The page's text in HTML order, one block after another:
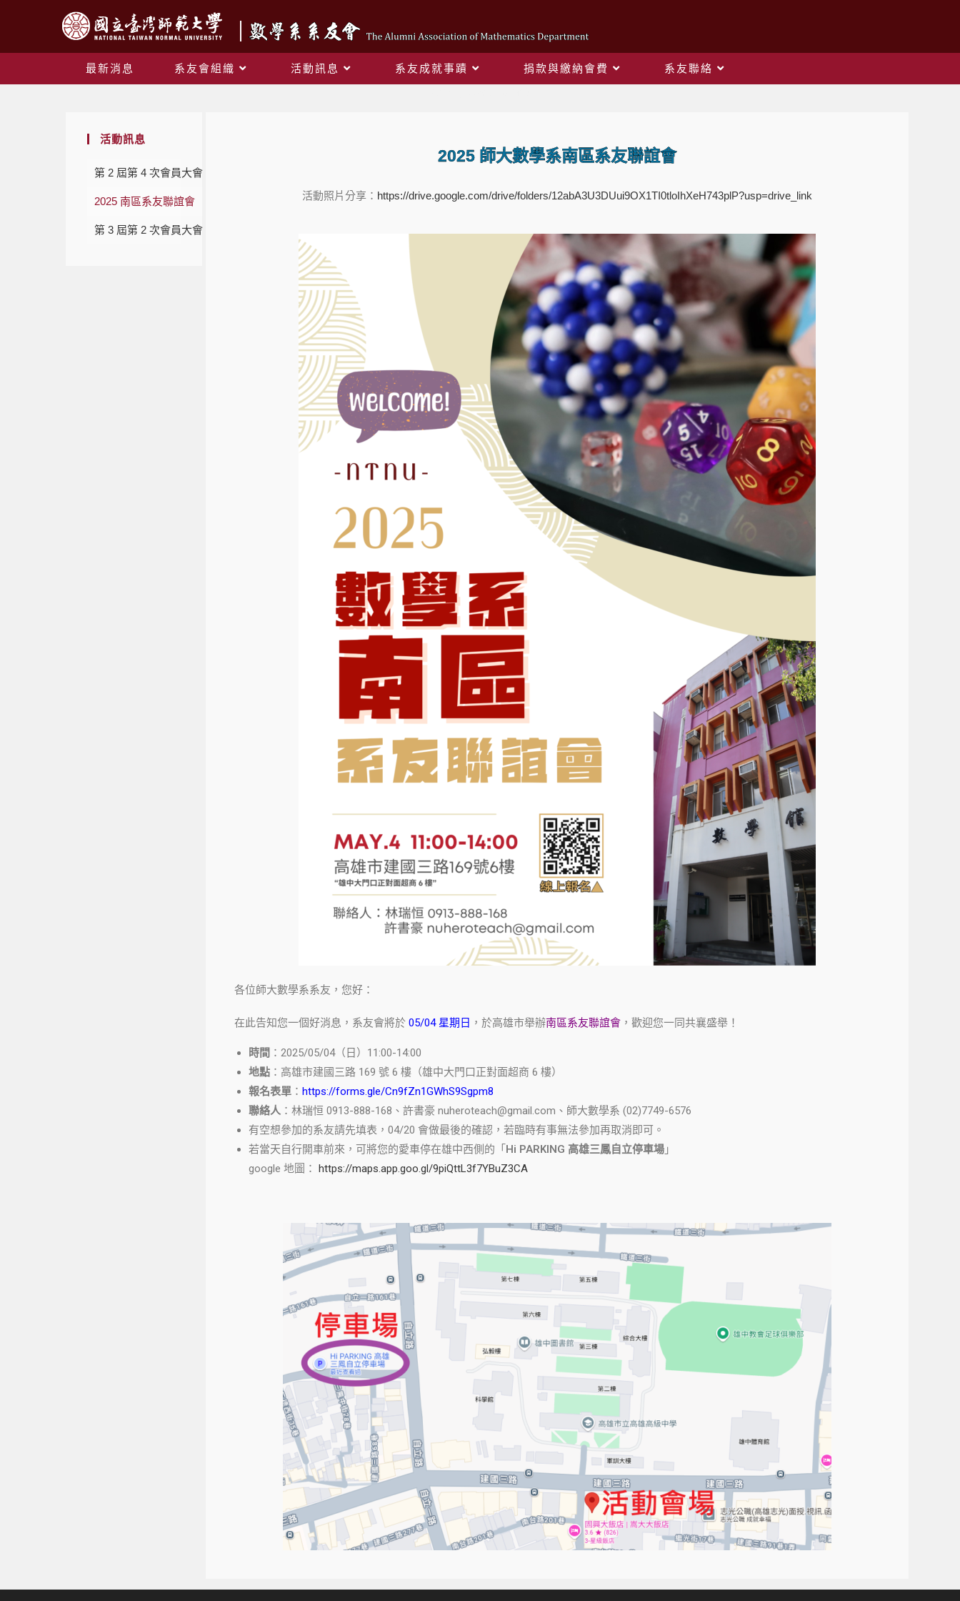
最新消息 系友會組織 活動訊息 系友成就事蹟 捐款與繳納會費
系友聯絡
活動訊息
第 2 屆第 4 次會員大會
2025 南區系友聯誼會
第 3 屆第 2 次會員大會
2025 師大數學系南區系友聯誼會
活動照片分享： https://drive.google.com/drive/folders/12abA3U3DUui9OX1TI0tloIhXeH743plP?usp=drive_link
各位師大數學系系友，您好：
在此告知您一個好消息，系友會將於 05/04 星期日 ，於高雄市舉辦南區系友聯誼會 ，歡迎您一同共襄盛舉！
時間 ：2025/05/04（日）11:00-14:00
地點 ：高雄市建國三路 169 號 6 樓（雄中大門口正對面超商 6 樓）
報名表單 ： https://forms.gle/Cn9fZn1GWhS9Sgpm8
聯絡人 ：林瑞恒 0913-888-168、許書豪 nuheroteach@gmail.com、師大數學系 (02)7749-6576
有空想參加的系友請先填表，04/20 會做最後的確認，若臨時有事無法參加再取消即可。
若當天自行開車前來，可將您的愛車停在雄中西側的「 Hi PARKING 高雄三鳳自立停車場 」
google 地圖： https://maps.app.goo.gl/9piQttL3f7YBuZ3CA